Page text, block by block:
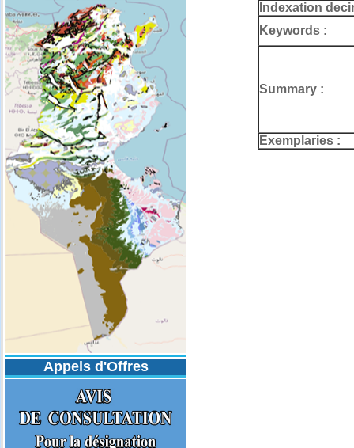
Appels d'Offres
Indexation
Keywords :
Summary :
Exemplaries :